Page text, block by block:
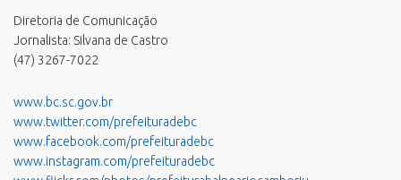
Diretoria de Comunicação
Jornalista: Silvana de Castro
(47) 3267-7022
www.bc.sc.gov.br
www.twitter.com/prefeituradebc
www.facebook.com/prefeituradebc
www.instagram.com/prefeituradebc